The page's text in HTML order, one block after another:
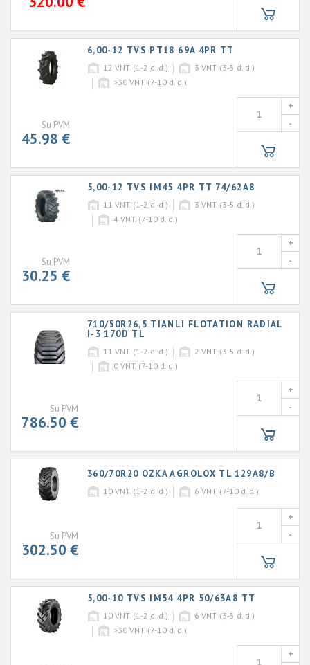
6,00-12 TVS PT18 69A 4PR TT
12 VNT. (1-2 d. d.) 3 VNT. (3-5 d. d.)
>30 VNT. (7-10 d. d.)
Su PVM
45.98 €
+
-
5,00-12 TVS IM45 4PR TT 74/62A8
11 VNT. (1-2 d. d.) 3 VNT. (3-5 d. d.)
4 VNT. (7-10 d. d.)
Su PVM
30.25 €
+
-
710/50R26,5 TIANLI FLOTATION RADIAL
I-3 170D TL
11 VNT. (1-2 d. d.) 2 VNT. (3-5 d. d.)
0 VNT. (7-10 d. d.)
Su PVM
786.50 €
+
-
360/70R20 OZKA AGROLOX TL 129A8/B
10 VNT. (1-2 d. d.) 6 VNT. (7-10 d. d.)
Su PVM
302.50 €
+
-
5,00-10 TVS IM54 4PR 50/63A8 TT
10 VNT. (1-2 d. d.) 6 VNT. (3-5 d. d.)
>30 VNT. (7-10 d. d.)
+